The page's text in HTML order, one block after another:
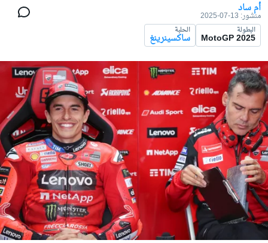
أم ساد
منشور: 13-07-2025
البطولة
MotoGP 2025
الحلبة
ساكسينرينغ